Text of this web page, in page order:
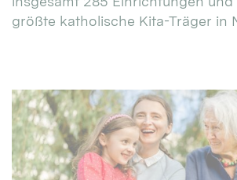
größte katholische Kita-Träger in